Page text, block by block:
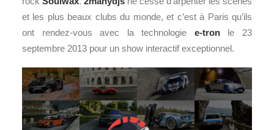
et les plus beaux clubs du monde, et c’est à Paris qu’ils
ont rendez-vous avec la technologie e-tronle 23
septembre 2013 pour un show interactif exceptionnel.